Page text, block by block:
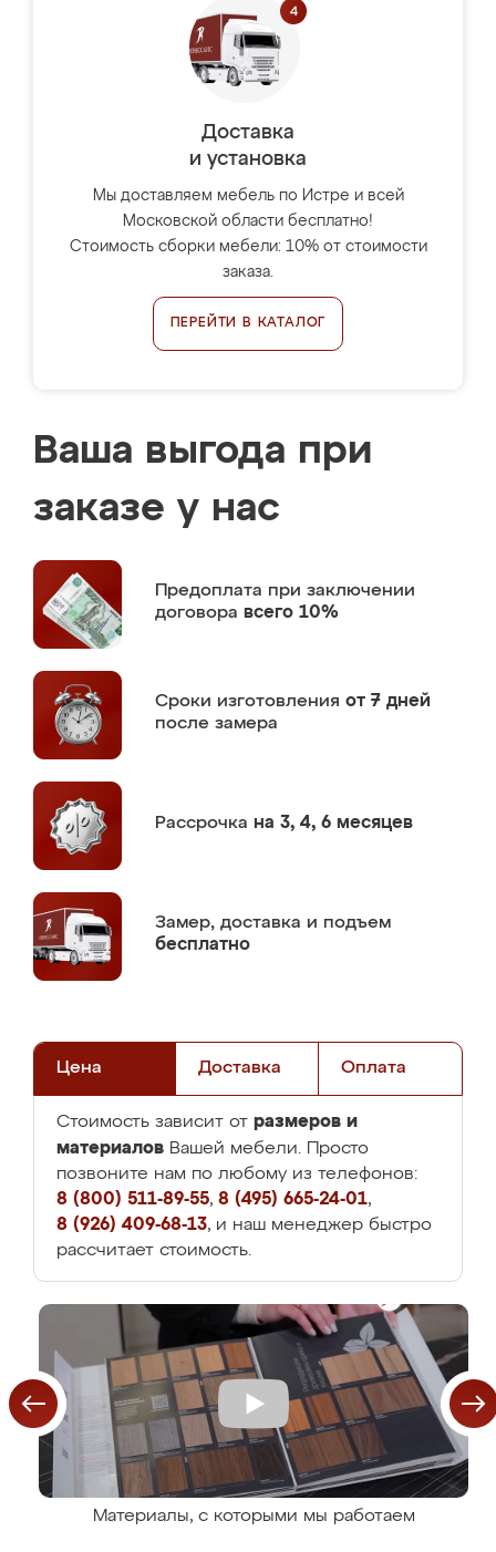
Доставка
и установка
Мы доставляем мебель по Истре и всей
Московской области бесплатно!
Стоимость сборки мебели: 10% от стоимости
заказа.
ПЕРЕЙТИ В КАТАЛОГ
Ваша выгода при
заказе у нас
Предоплата при заключении
договора всего 10%
Сроки изготовления от 7 дней
после замера
Рассрочка на 3, 4, 6 месяцев
Замер, доставка и подъем
бесплатно
Цена Доставка Оплата
Стоимость зависит от размеров и
материалов Вашей мебели. Просто
позвоните нам по любому из телефонов:
8 (800) 511-89-55, 8 (495) 665-24-01,
8 (926) 409-68-13, и наш менеджер быстро
рассчитает стоимость.
Материалы, с которыми мы работаем